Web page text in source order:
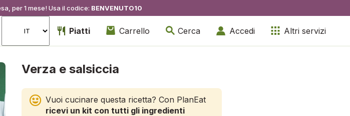
per 1 mese! Usa il codice: BENVENUTO10
Piatti Carrello Cerca Accedi Altri servizi
Verza e salsiccia
Vuoi cucinare questa ricetta? Con PlanEat
ricevi un kit con tutti gli ingredienti